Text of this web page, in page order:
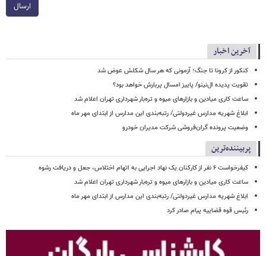
ارسال
آخرین اخبار
کنکور از کرونا تا جنگ؛ آزمونی که هر سال شکلش عوض شد
تقویت پدیده ال‌نینو/ پاییز امسال پربارش خواهد بود؟
ساعت کاری میادین و بازارهای میوه و تره‌بار شهرداری تهران اعلام شد
ابلاغ شهریه مدارس غیردولتی/ رتبه‌بندی این مدارس از ابتدای مهر ماه
وضعیت پرونده گران‌فروشی شرکت مدیران خودرو
پربیننده‌ترین
کیفرخواست ۶ نفر از کارکنان یک نهاد اجرایی به اتهام اختلاس، جعل و دریافت رشوه
ساعت کاری میادین و بازارهای میوه و تره‌بار شهرداری تهران اعلام شد
ابلاغ شهریه مدارس غیردولتی/ رتبه‌بندی این مدارس از ابتدای مهر ماه
رئیس قوه قضاییه پیام صادر کرد